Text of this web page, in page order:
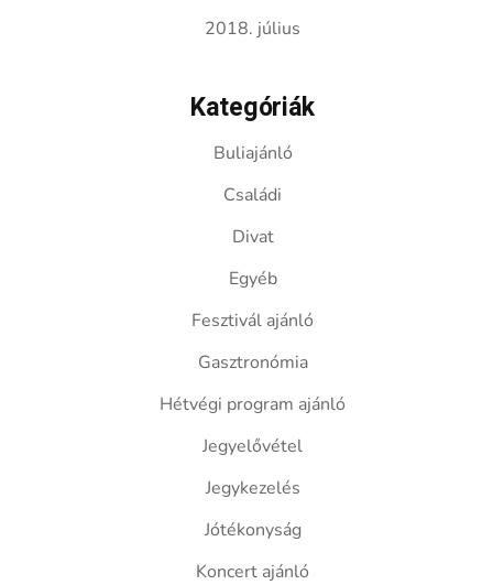
2018. július
Kategóriák
Buliajánló
Családi
Divat
Egyéb
Fesztivál ajánló
Gasztronómia
Hétvégi program ajánló
Jegyelővétel
Jegykezelés
Jótékonyság
Koncert ajánló